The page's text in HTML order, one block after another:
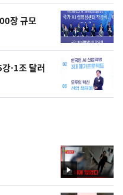
장 규모
·1조 달러
영
상